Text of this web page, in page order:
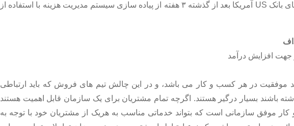
• کاهش ۷ درصد از هزینه های بانک US آمریکا بعد از گذشته ۳ هفته از پیاده سازی سیستم مدیریت هزینه با استفاده از
جهت افزایش درآمد
موفقیت در هر کسب و کار می باشد، و در این چالش تیم های فروش که باید ارتباطی
باشند بسیار درگیر هستند. اگرچه تمام مشتریان برای یک سازمان قابل اهمیت هستند
موفق سازمانی است که بتواند خدماتی مناسب به هریک از مشتریان خود با توجه به